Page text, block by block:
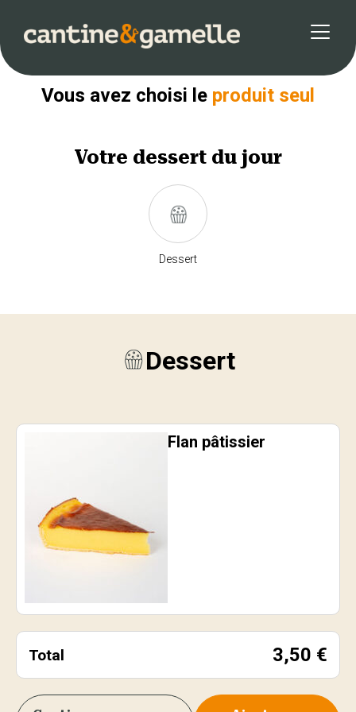
Vous avez choisi le produit seul
Votre dessertdu jour
Dessert
Dessert
Flan pâtissier
Total 3,50 €